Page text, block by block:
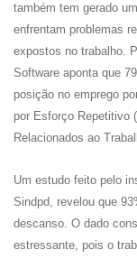
também tem gerado
enfrentam problemas
expostos no trabalho.
Software aponta que
posição no emprego
por Esforço Repetitivo
Relacionados ao
Um estudo feito pelo
Sindpd, revelou que
descanso. O dado
estressante, pois o